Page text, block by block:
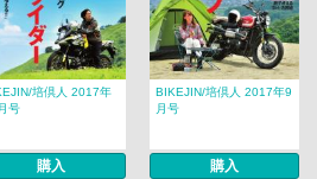
培倶人 2017年
号
購入
BIKEJIN/培倶人 2017年9
月号
購入